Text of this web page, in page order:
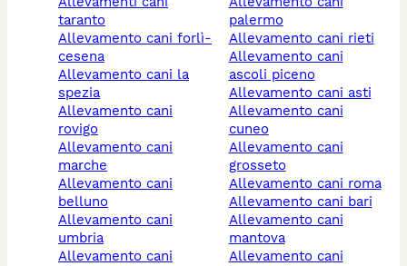
taranto
allevamento cani forlì-
cesena
allevamento cani la
spezia
allevamento cani
rovigo
allevamento cani
marche
allevamento cani
belluno
allevamento cani
umbria
allevamento cani
palermo
allevamento cani rieti
allevamento cani
ascoli piceno
allevamento cani asti
allevamento cani
cuneo
allevamento cani
grosseto
allevamento cani roma
allevamento cani bari
allevamento cani
mantova
allevamento cani